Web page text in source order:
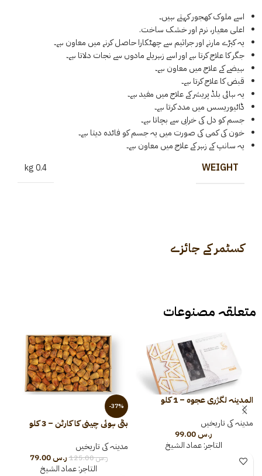
اسے ملوک کھجور کہتے ہیں۔
اعلی معیار، نرم اور خشک ساخت.
یہ کیڑے مارنے اور جراثیم سے چھٹکارا حاصل کرنے میں معاون ہے۔
جگر کا علاج کرتا ہے اور اسے زہریلے مادوں سے نجات دلاتا ہے۔
ہیضے کے علاج میں معاون ہے۔
قبض کا علاج کرتا ہے۔
یہ ہائی بلڈ پریشر کے علاج میں مفید ہے۔
ڈائیوریسس میں مدد کرتا ہے۔
جسم کو دل کی خرابی سے بچاتا ہے۔
خون کی کمی کی صورت میں یہ جسم کو فائدہ دیتا ہے۔
یہ سانپ کے زہر کے علاج میں معاون ہے۔
WEIGHT
0.4 kg
کسٹمر کے جائزے
متعلقہ مصنوعات
المدینہ لگژری عجوہ – 1 کلو
مدینہ کی تاریخیں
ر.س
التاجر:عماد الشيخ
-37%
بٹی ہوئی چینی کا کارٹن – 3 کلو
مدینہ کی تاریخیں
ر.س125.00 ر.س79.00
التاجر:عماد الشيخ